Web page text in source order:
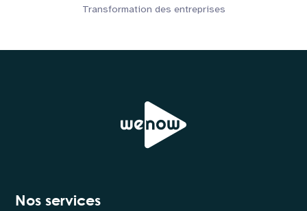
Transformation des entreprises
Nos services